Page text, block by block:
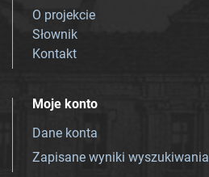
O projekcie
Słownik
Kontakt
Moje konto
Dane konta
Zapisane wyniki wyszukiwania